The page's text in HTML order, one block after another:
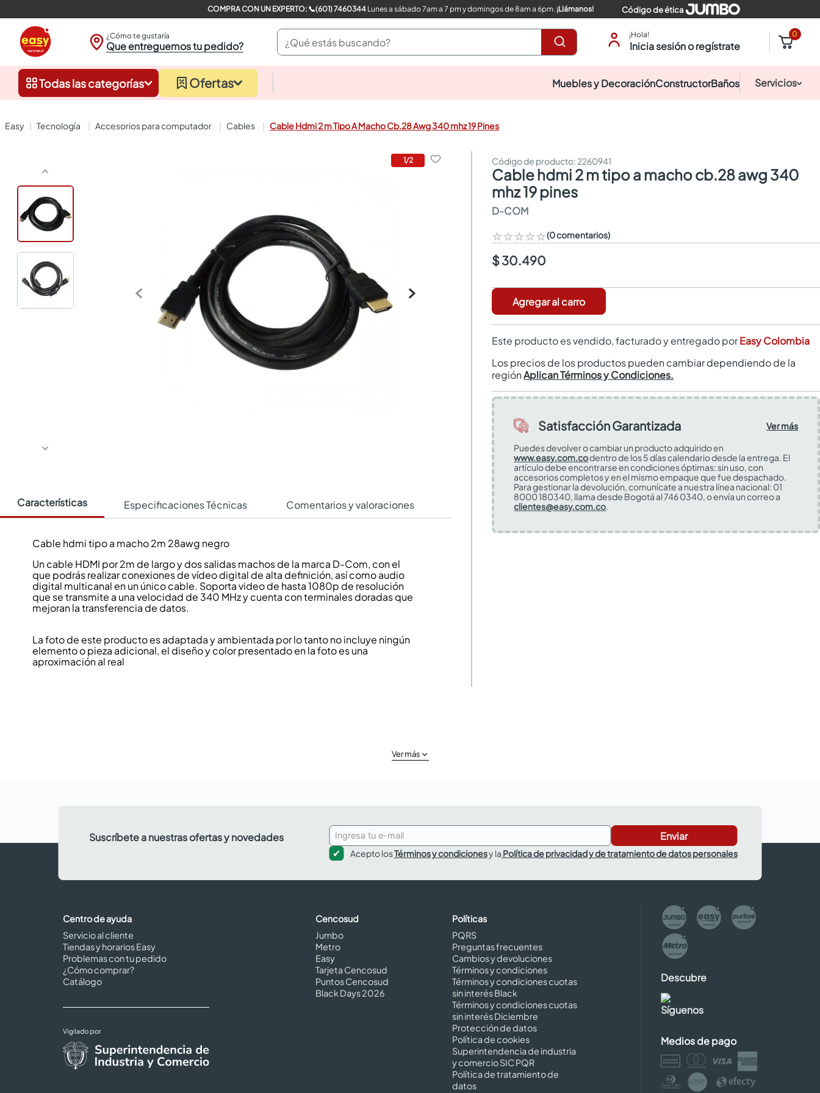
COMPRA CON UN EXPERTO: 📞(601) 7460344Lunes a sábado 7am a 7 pm y domingos de 8am a 6pm. ¡Llámanos! Código de ética
¿Cómo te gustaría
Que entreguemos tu pedido?
¿Qué estás buscando? ¡Hola!
Inicia sesión o regístrate
0
Todas las categorías Ofertas Muebles y DecoraciónConstructorBaños Servicios
tecnología accesorios para computador cables Cable Hdmi 2 m Tipo A Macho Cb.28 Awg 340 mhz 19 Pines
1/2
Características Especificaciones Técnicas Comentarios y valoraciones
Cable hdmi tipo a macho 2m 28awg negro
Un cable HDMI por 2m de largo y dos salidas machos de la marca D-Com, con el
que podrás realizar conexiones de vídeo digital de alta definición, así como audio
digital multicanal en un único cable. Soporta video de hasta 1080p de resolución
que se transmite a una velocidad de 340 MHz y cuenta con terminales doradas que
mejoran la transferencia de datos.
La foto de este producto es adaptada y ambientada por lo tanto no incluye ningún
elemento o pieza adicional, el diseño y color presentado en la foto es una
aproximación al real
: 2260941
cable hdmi 2 m tipo a macho cb.28 awg 340
mhz 19 pines
D-COM
☆☆☆☆☆(0 comentarios)
$ 30.490
Agregar al carro
Este producto es vendido, facturado y entregado porEasy Colombia
Los precios de los productos pueden cambiar dependiendo de la
regiónAplican Términos y Condiciones.
Satisfacción Garantizada
Ver más
Puedes devolver o cambiar un producto adquirido en
www.easy.com.codentro de los 5 días calendario desde la entrega. El
artículo debe encontrarse en condiciones óptimas: sin uso, con
accesorios completos y en el mismo empaque que fue despachado.
Para gestionar la devolución, comunícate a nuestra línea nacional: 01
8000 180340, llama desde Bogotá al 746 0340, o envía un correo a
clientes@easy.com.co.
Ver más
Suscríbete a nuestras ofertas y novedades Enviar
Acepto losTérminos y condicionesy la Política de privacidad y de tratamiento de datos personales
Centro de ayuda
Servicio al cliente
Tiendas y horarios Easy
Problemas con tu pedido
¿Cómo comprar?
Catálogo
Cencosud
Jumbo
Metro
Easy
Tarjeta Cencosud
Puntos Cencosud
Black Days 2026
Políticas
PQRS
Preguntas frecuentes
Cambios y devoluciones
Términos y condiciones
Términos y condiciones cuotas
sin interés Black
Términos y condiciones cuotas
sin interés Diciembre
Protección de datos
Política de cookies
Superintendencia de industria
y comercio SIC PQR
Política de tratamiento de
datos
Descubre
Síguenos
Medios de pago
closet
sanitarios
neveras